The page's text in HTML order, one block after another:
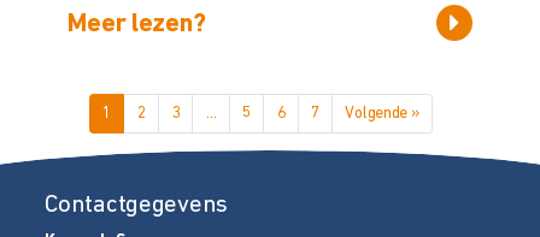
Meer lezen?
1 2 3 … 5 6 7 Volgende »
Contactgegevens